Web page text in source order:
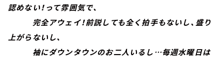
認めない！って雰囲気で、
完全アウェイ！前説しても全く拍手もないし、盛り
上がらないし、
袖にダウンタウンのお二人いるし…毎週水曜日は